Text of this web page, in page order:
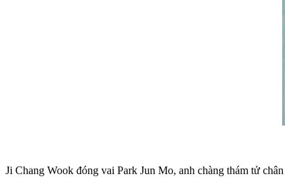
Ji Chang Wook đóng vai Park Jun Mo, anh chàng thám tử